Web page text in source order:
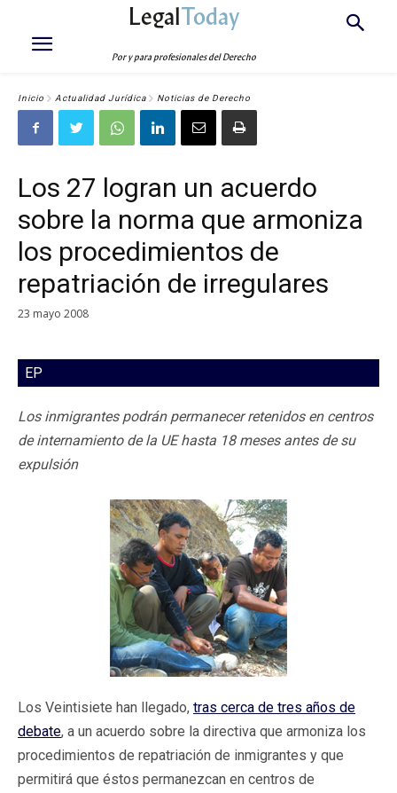
LegalToday
Por y para profesionales del Derecho
Inicio Actualidad Jurídica Noticias de Derecho
Los 27 logran un acuerdo
sobre la norma que armoniza
los procedimientos de
repatriación de irregulares
23 mayo 2008
EP
Los inmigrantes podrán permanecer retenidos en centros
de internamiento de la UE hasta 18 meses antes de su
expulsión
Los Veintisiete han llegado, tras cerca de tres años de
debate, a un acuerdo sobre la directiva que armoniza los
procedimientos de repatriación de inmigrantes y que
permitirá que éstos permanezcan en centros de